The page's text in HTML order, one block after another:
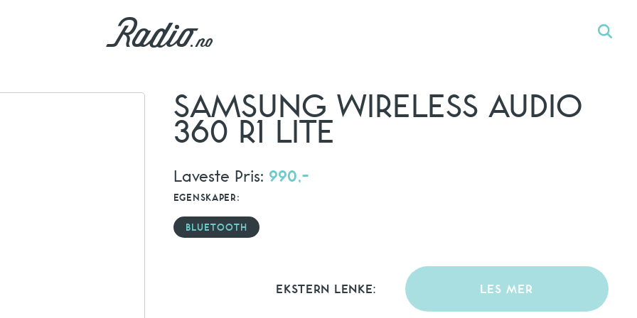
SAMSUNG WIRELESS AUDIO
360 R1 LITE
Laveste Pris: 990,-
EGENSKAPER:
BLUETOOTH
EKSTERN LENKE: LES MER